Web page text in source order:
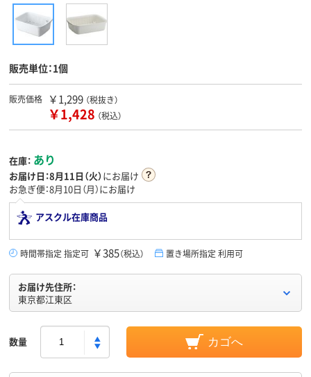
販売単位：1個
販売価格 ￥1,299 （税抜き）
￥1,428 （税込）
在庫： あり
お届け日：8月11日（火）にお届け
お急ぎ便：8月10日（月）にお届け
アスクル在庫商品
時間帯指定 指定可 ￥385（税込） 置き場所指定 利用可
お届け先住所：
東京都江東区
数量 カゴへ